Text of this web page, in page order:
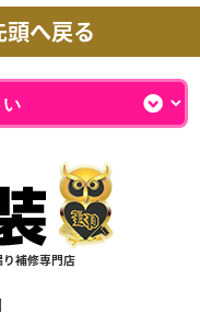
頭へ戻る
補修専門店